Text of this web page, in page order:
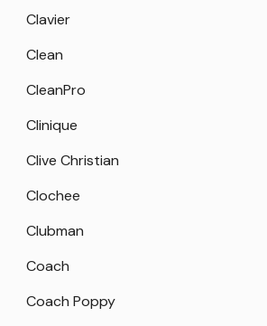
Clavier
Clean
CleanPro
Clinique
Clive Christian
Clochee
Clubman
Coach
Coach Poppy